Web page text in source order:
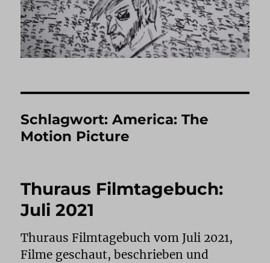
Schlagwort:America: The
Motion Picture
Thuraus Filmtagebuch:
Juli 2021
Thuraus Filmtagebuch vom Juli 2021,
Filme geschaut, beschrieben und